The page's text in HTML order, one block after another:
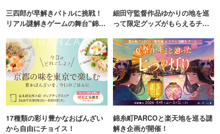
三四郎が早解きバトルに挑戦！
リアル謎解きゲームの舞台"錦糸
細田守監督作品ゆかりの地を巡
って限定グッズがもらえるチャ
17種類の彩り豊かなおばんざい
から自由にチョイス！
錦糸町PARCOと楽天地を巡る謎
解き企画が開催！